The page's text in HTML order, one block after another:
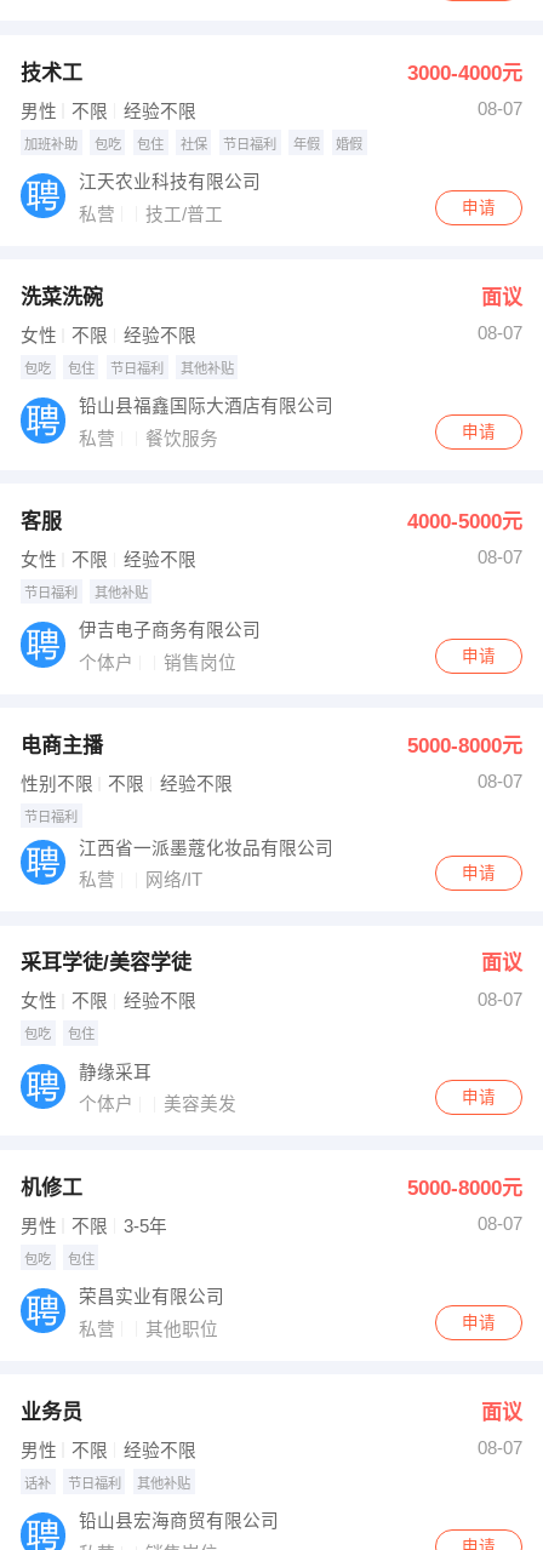
技术工 3000-4000元
男性 不限 经验不限 08-07
加班补助 包吃 包住 社保 节日福利 年假 婚假
江天农业科技有限公司
私营
技工/普工 申请
洗菜洗碗 面议
女性 不限 经验不限 08-07
包吃 包住 节日福利 其他补贴
铅山县福鑫国际大酒店有限公司
私营
餐饮服务 申请
客服 4000-5000元
女性 不限 经验不限 08-07
节日福利 其他补贴
伊吉电子商务有限公司
个体户
销售岗位 申请
电商主播 5000-8000元
性别不限 不限 经验不限 08-07
节日福利
江西省一派墨蔻化妆品有限公司
私营
网络/IT 申请
采耳学徒/美容学徒 面议
女性 不限 经验不限 08-07
包吃 包住
静缘采耳
个体户
美容美发 申请
机修工 5000-8000元
男性 不限 3-5年 08-07
包吃 包住
荣昌实业有限公司
私营
其他职位 申请
业务员 面议
男性 不限 经验不限 08-07
话补 节日福利 其他补贴
铅山县宏海商贸有限公司